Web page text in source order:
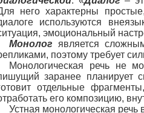
него характерны
используются
эмоциональный
Монолог является
поэтому требует
Монологическая речь не
заранее планирует
отдельные
его композицию,
Устная монологическая